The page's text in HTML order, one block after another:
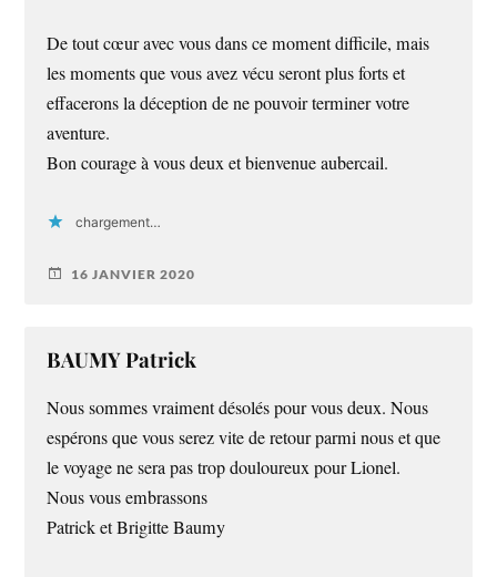
De tout cœur avec vous dans ce moment difficile, mais
les moments que vous avez vécu seront plus forts et
effacerons la déception de ne pouvoir terminer votre
aventure.
Bon courage à vous deux et bienvenue aubercail.
chargement…
16 JANVIER 2020
BAUMY Patrick
Nous sommes vraiment désolés pour vous deux. Nous
espérons que vous serez vite de retour parmi nous et que
le voyage ne sera pas trop douloureux pour Lionel.
Nous vous embrassons
Patrick et Brigitte Baumy